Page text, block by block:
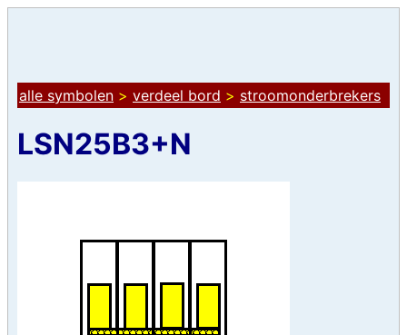
alle symbolen > verdeel bord > stroomonderbrekers
LSN25B3+N